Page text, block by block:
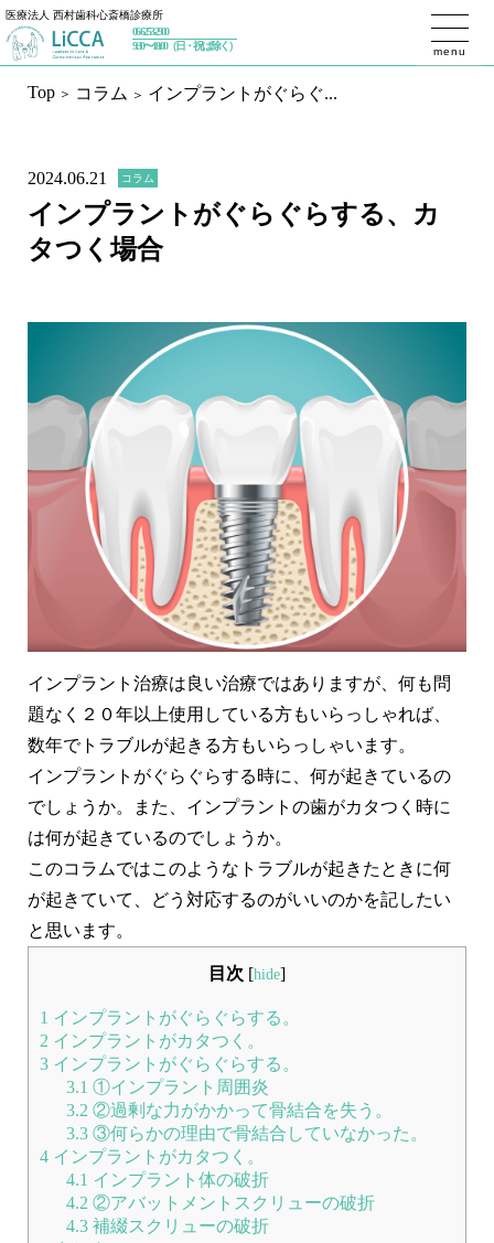
医療法人 西村歯科心斎橋診療所
06-6253-2900
9:30〜18:00（日・祝は除く）
menu
トップページ
初めての方へ
治療内容
予防歯科
インプラント
インプラントセカンドオピニオン
インプラントメインテナンス
審美歯科
精密根管治療（マイクロエンド）
マウスピース矯正（インビザライン）
短期集中治療
静脈内鎮静法 / 笑気麻酔
企業歯科検診
LiCCA Lab（技工所）
症例
症例紹介
料金表
お悩みから探す
医師紹介
医院紹介
よくあるご質問
採用情報
コロナウイルス感染症対策についてのお願い
Top コラム インプラントがぐらぐ...
2024.06.21 コラム
インプラントがぐらぐらする、カ
タつく場合
インプラント治療は良い治療ではありますが、何も問
題なく２０年以上使用している方もいらっしゃれば、
数年でトラブルが起きる方もいらっしゃいます。
インプラントがぐらぐらする時に、何が起きているの
でしょうか。また、インプラントの歯がカタつく時に
は何が起きているのでしょうか。
このコラムではこのようなトラブルが起きたときに何
が起きていて、どう対応するのがいいのかを記したい
と思います。
目次 [hide]
1 インプラントがぐらぐらする。
2 インプラントがカタつく。
3 インプラントがぐらぐらする。
3.1 ①インプラント周囲炎
3.2 ②過剰な力がかかって骨結合を失う。
3.3 ③何らかの理由で骨結合していなかった。
4 インプラントがカタつく。
4.1 インプラント体の破折
4.2 ②アバットメントスクリューの破折
4.3 補綴スクリューの破折